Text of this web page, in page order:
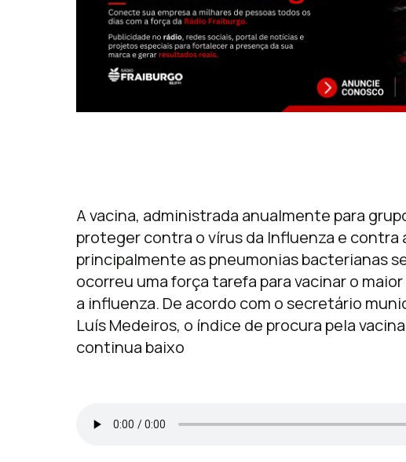
A vacina, administrada anualmente para
proteger contra o vírus da Influenza e contra
principalmente as pneumonias bacterianas
ocorreu uma força tarefa para vacinar o
a influenza. De acordo com o secretário
Luís Medeiros, o índice de procura pela
continua baixo